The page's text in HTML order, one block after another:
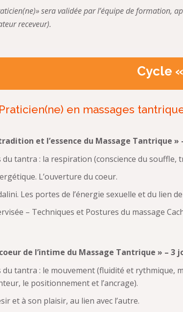
sera validée par l’équipe de formation,
receveur).
Cycle
en massages
et l’essence du Massage Tantrique »
du tantra : la respiration (conscience du souffle,
L’ouverture du coeur.
Les portes de l’énergie sexuelle et du lien
– Techniques et Postures du massage
de l’intime du Massage Tantrique » – 3
du tantra : le mouvement (fluidité et rythmique,
le positionnement et l’ancrage).
et à son plaisir, au lien avec l’autre.